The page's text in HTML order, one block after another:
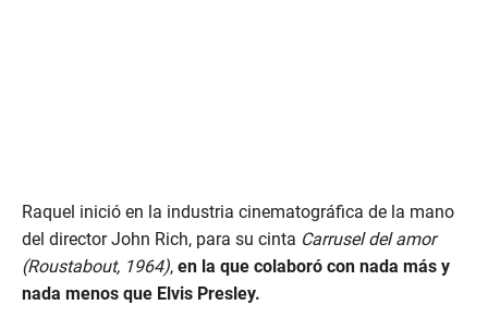
Raquel inició en la industria cinematográfica de la mano
del director John Rich, para su cinta Carrusel del amor
(Roustabout, 1964), en la que colaboró con nada más y
nada menos que Elvis Presley.